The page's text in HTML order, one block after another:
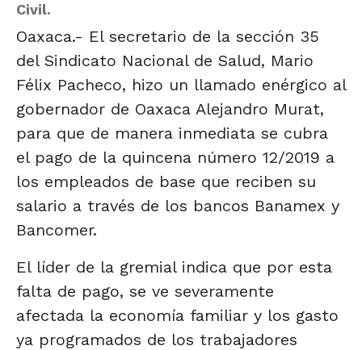
Civil.
Oaxaca.- El secretario de la sección 35
del Sindicato Nacional de Salud, Mario
Félix Pacheco, hizo un llamado enérgico al
gobernador de Oaxaca Alejandro Murat,
para que de manera inmediata se cubra
el pago de la quincena número 12/2019 a
los empleados de base que reciben su
salario a través de los bancos Banamex y
Bancomer.
El líder de la gremial indica que por esta
falta de pago, se ve severamente
afectada la economía familiar y los gasto
ya programados de los trabajadores